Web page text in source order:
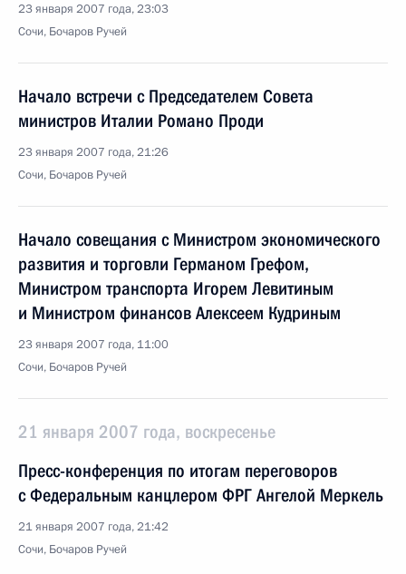
23 января 2007 года, 23:03
Сочи, Бочаров Ручей
Начало встречи с Председателем Совета
министров Италии Романо Проди
23 января 2007 года, 21:26
Сочи, Бочаров Ручей
Начало совещания с Министром экономического
развития и торговли Германом Грефом,
Министром транспорта Игорем Левитиным
и Министром финансов Алексеем Кудриным
23 января 2007 года, 11:00
Сочи, Бочаров Ручей
21 января 2007 года, воскресенье
Пресс-конференция по итогам переговоров
с Федеральным канцлером ФРГ Ангелой Меркель
21 января 2007 года, 21:42
Сочи, Бочаров Ручей